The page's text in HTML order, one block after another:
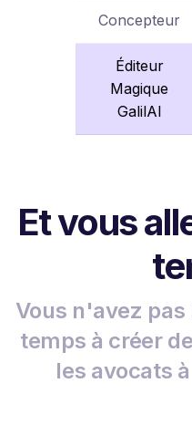
Concepteur
Éditeur
Magique
GalilAI
Et vous
Vous n'avez pas
temps à créer
les avocats